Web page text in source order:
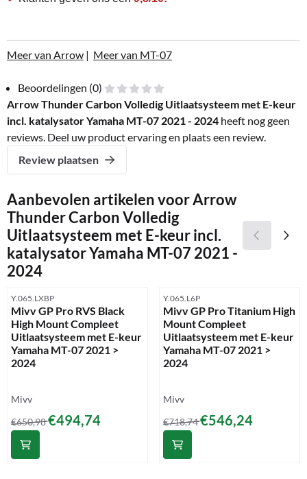
Meer van Arrow | Meer van MT-07
Beoordelingen (0)
Arrow Thunder Carbon Volledig Uitlaatsysteem met E-keur
incl. katalysator Yamaha MT-07 2021 - 2024 heeft nog geen
reviews. Deel uw product ervaring en plaats een review.
Review plaatsen
Aanbevolen artikelen voorArrow
Thunder Carbon Volledig
Uitlaatsysteem met E-keur incl.
katalysator Yamaha MT-07 2021 -
2024
Artikelnummer
Y.065.LXBP
Mivv GP Pro RVS Black
High Mount Compleet
Uitlaatsysteem met E-keur
Yamaha MT-07 2021 >
2024
Merk:
Mivv
Van 650,98 voor 494,74
€650,98€494,74
Artikelnummer
Y.065.L6P
Mivv GP Pro Titanium High
Mount Compleet
Uitlaatsysteem met E-keur
Yamaha MT-07 2021 >
2024
Merk:
Mivv
Van 718,74 voor 546,24
€718,74€546,24